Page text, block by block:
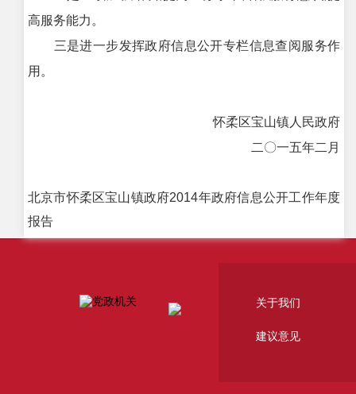
高服务能力。
三是进一步发挥政府信息公开专栏信息查阅服务作
用。
怀柔区宝山镇人民政府
二〇一五年二月
北京市怀柔区宝山镇政府2014年政府信息公开工作年度
报告
关于我们
建议意见